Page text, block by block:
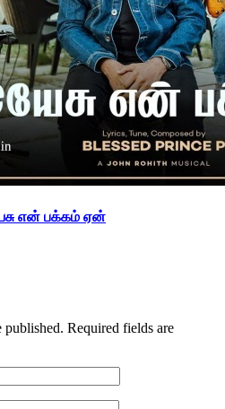
என் பக்கம் ஏன்
published. Required fields are